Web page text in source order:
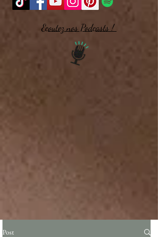
Ecoutez nos Podcasts !
Post